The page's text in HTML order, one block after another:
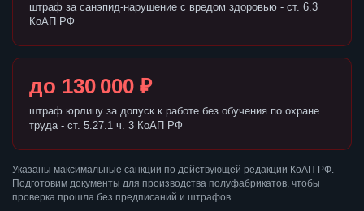
штраф за санэпид-нарушение с вредом здоровью - ст. 6.3
КоАП РФ
до 130 000 ₽
штраф юрлицу за допуск к работе без обучения по охране
труда - ст. 5.27.1 ч. 3 КоАП РФ
Указаны максимальные санкции по действующей редакции КоАП РФ.
Подготовим документы для производства полуфабрикатов, чтобы
проверка прошла без предписаний и штрафов.